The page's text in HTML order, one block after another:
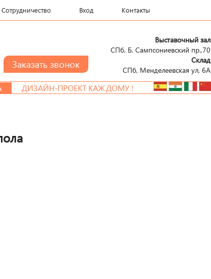
Сотрудничество Вход Контакты
Выставочный зал
СПб, Б. Сампсониевский пр.,70
Склад
СПб, Менделеевcкая ул, 6А
ПРОЕКТ КАЖДОМУ !